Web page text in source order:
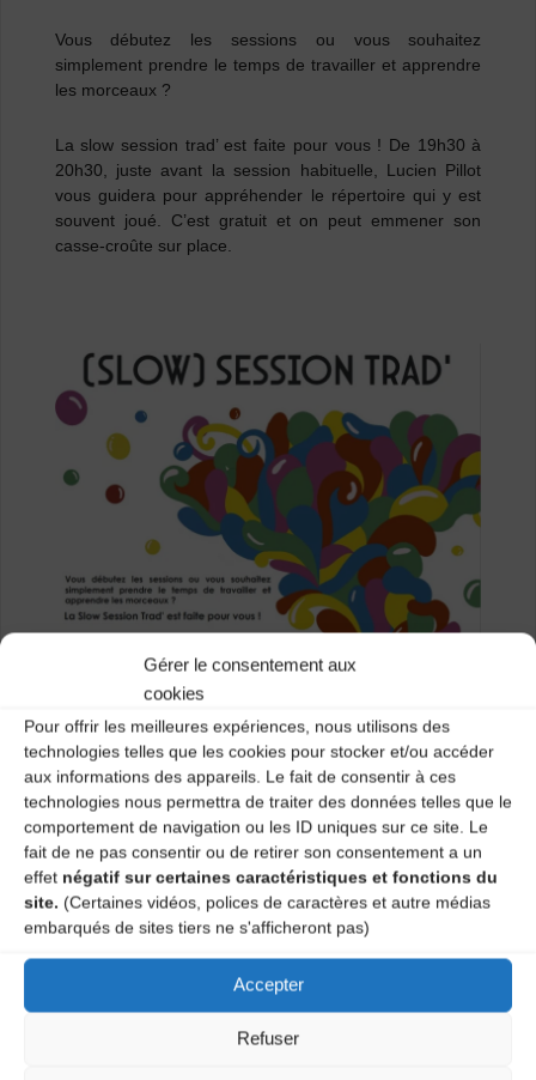
Gérer le consentement aux
cookies
Pour offrir les meilleures expériences, nous utilisons des
technologies telles que les cookies pour stocker et/ou accéder
aux informations des appareils. Le fait de consentir à ces
technologies nous permettra de traiter des données telles que le
comportement de navigation ou les ID uniques sur ce site. Le
fait de ne pas consentir ou de retirer son consentement a un
effet négatif sur certaines caractéristiques et fonctions du
site. (Certaines vidéos, polices de caractères et autre médias
embarqués de sites tiers ne s'afficheront pas)
Accepter
Refuser
Vous débutez les sessions ou vous souhaitez
simplement prendre le temps de travailler et apprendre
les morceaux ?
La slow session trad’ est faite pour vous ! De 19h30 à
20h30,
juste avant la session habituelle, Lucien Pillot
vous guidera pour appréhender le répertoire qui y est
souvent joué. C’est gratuit et on peut emmener son
casse-croûte sur place.
Slow Session Trad’